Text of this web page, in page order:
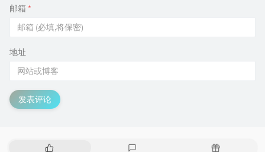
邮箱 *
地址
发表评论
热
随